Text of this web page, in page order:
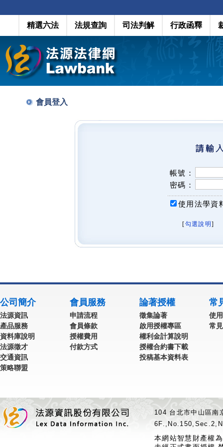
精選六法 法規查詢 司法判解 行政函釋
會員登入
帳號：
密碼：
使用法學資
[勾選說明 ]
公司簡介
法源資訊
產品服務
資料庫說明
法源徵才
交通資訊
策略聯盟
會員服務
申請流程
會員條款
授權費用
付款方式
論著授權
徵集論著
啟用授權專區
權利金計算說明
授權合約書下載
投稿基本資料表
常
使
常
104 台北市中山區
本網站智慧財產權